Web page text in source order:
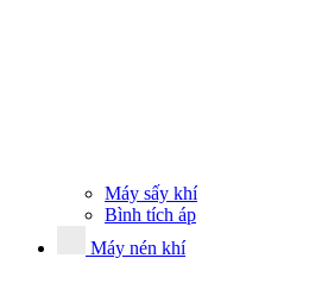
Máy sấy khí
Bình tích áp
Máy nén khí